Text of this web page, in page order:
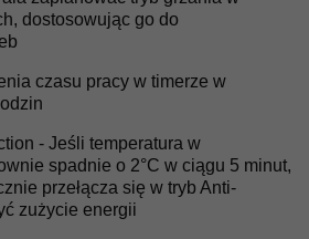
dostosowując go do
czasu pracy w timerze w
- Jeśli temperatura w
spadnie o 2°C w ciągu 5 minut,
przełącza się w tryb Anti-
zużycie energii